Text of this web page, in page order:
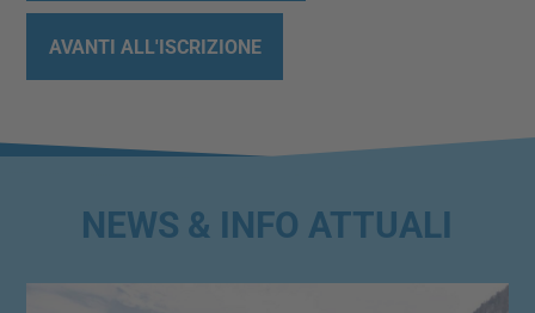
AVANTI ALL'ISCRIZIONE
NEWS & INFO ATTUALI